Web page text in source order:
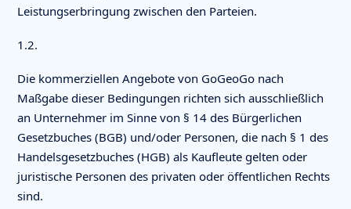
Leistungserbringung zwischen den Parteien.
1.2.
Die kommerziellen Angebote von GoGeoGo nach
Maßgabe dieser Bedingungen richten sich ausschließlich
an Unternehmer im Sinne von § 14 des Bürgerlichen
Gesetzbuches (BGB) und/oder Personen, die nach § 1 des
Handelsgesetzbuches (HGB) als Kaufleute gelten oder
juristische Personen des privaten oder öffentlichen Rechts
sind.